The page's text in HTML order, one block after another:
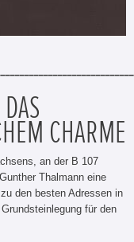
CHARME
an der B 107
Thalmann eine
den besten Adressen in
für den